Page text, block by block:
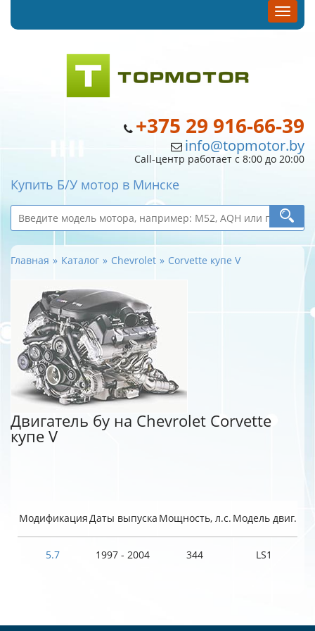
+375 29 916-66-39
info@topmotor.by
Call-центр работает с 8:00 до 20:00
Купить Б/У мотор в Минске
Главная Каталог Chevrolet Corvette купе V
Двигатель бу на Chevrolet Corvette
купе V
МодификацияДаты выпуска Мощность, л.с. Модель двиг.
5.7 1997 - 2004 344 LS1